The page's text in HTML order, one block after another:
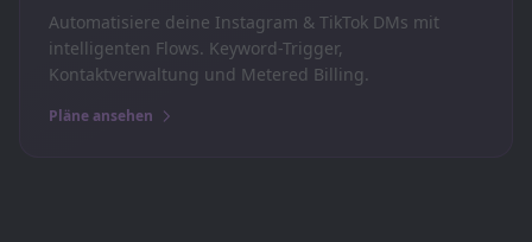
Automatisiere deine Instagram & TikTok DMs mit
intelligenten Flows. Keyword-Trigger,
Kontaktverwaltung und Metered Billing.
Pläne ansehen